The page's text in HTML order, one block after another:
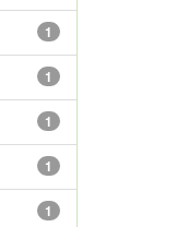
1
1
1
1
1